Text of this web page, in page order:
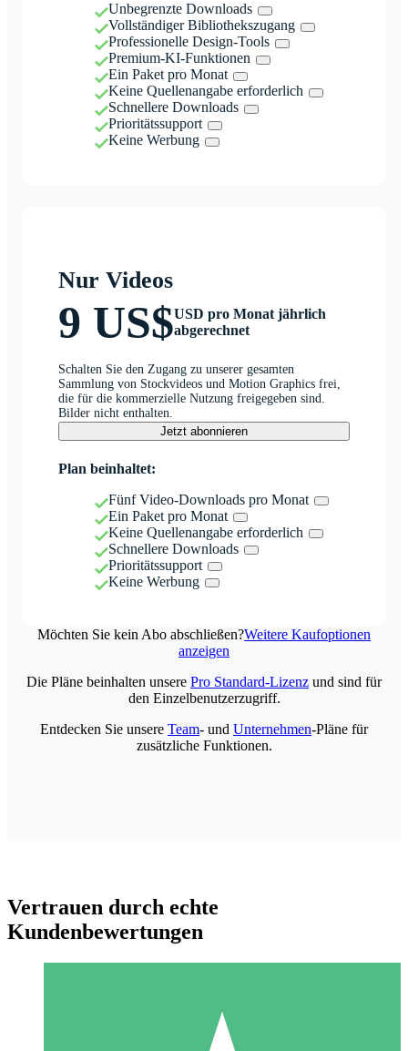
Unbegrenzte Downloads
Vollständiger Bibliothekszugang
Professionelle Design-Tools
Premium-KI-Funktionen
Ein Paket pro Monat
Keine Quellenangabe erforderlich
Schnellere Downloads
Prioritätssupport
Keine Werbung
Nur Videos
9 US$USD pro Monat jährlich
abgerechnet
Schalten Sie den Zugang zu unserer gesamten
Sammlung von Stockvideos und Motion Graphics frei,
die für die kommerzielle Nutzung freigegeben sind.
Bilder nicht enthalten.
Jetzt abonnieren
Plan beinhaltet:
Fünf Video-Downloads pro Monat
Ein Paket pro Monat
Keine Quellenangabe erforderlich
Schnellere Downloads
Prioritätssupport
Keine Werbung
Möchten Sie kein Abo abschließen?Weitere Kaufoptionen
anzeigen
Die Pläne beinhalten unsere Pro Standard-Lizenz und sind für
den Einzelbenutzerzugriff.
Entdecken Sie unsere Team- und Unternehmen-Pläne für
zusätzliche Funktionen.
Vertrauen durch echte
Kundenbewertungen